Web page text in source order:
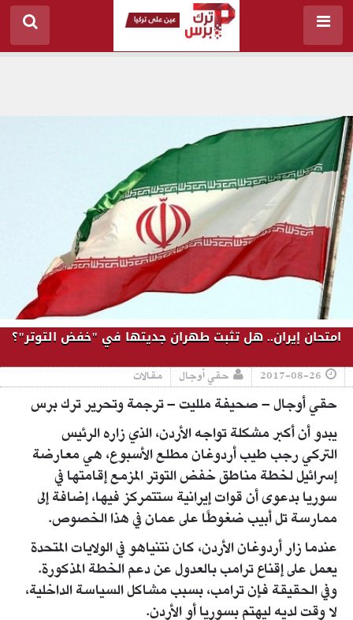
امتحان إيران.. هل تثبت طهران جديتها في "خفض التوتر"؟
2017-08-26 حقي أوجال مقالات
حقي أوجال – صحيفة ملليت – ترجمة وتحرير ترك برس
يبدو أن أكبر مشكلة تواجه الأردن، الذي زاره الرئيس
التركي رجب طيب أردوغان مطلع الأسبوع، هي معارضة
إسرائيل لخطة مناطق خفض التوتر المزمع إقامتها في
سوريا بدعوى أن قوات إيرانية ستتمركز فيها، إضافة إلى
ممارسة تل أبيب ضغوطًا على عمان في هذا الخصوص.
عندما زار أردوغان الأردن، كان نتنياهو في الولايات المتحدة
يعمل على إقناع ترامب بالعدول عن دعم الخطة المذكورة.
وفي الحقيقة فإن ترامب، بسبب مشاكل السياسة الداخلية،
لا وقت لديه ليهتم بسوريا أو الأردن.